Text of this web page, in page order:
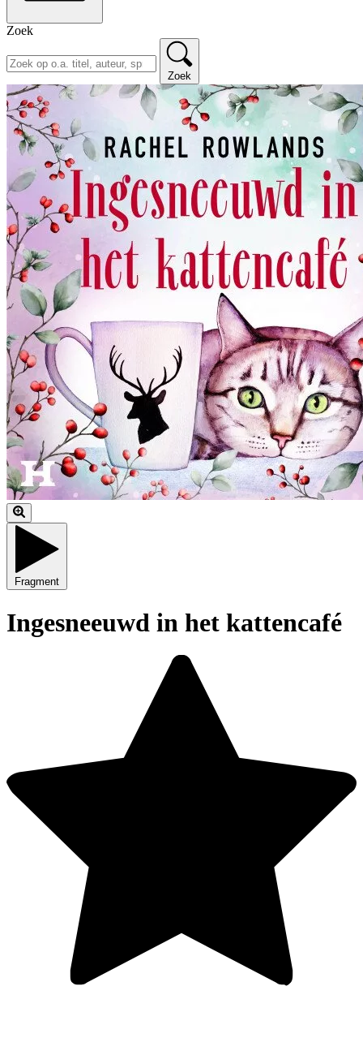
Zoek
Zoek
Fragment
Ingesneeuwd in het kattencafé